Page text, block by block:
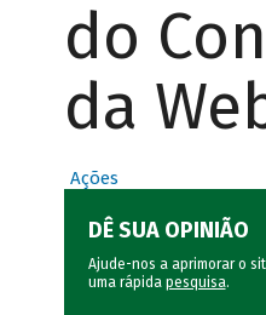
do
da
Ações
DÊ SUA OPINIÃO
Ajude-nos a aprimorar o
uma rápida pesquisa.